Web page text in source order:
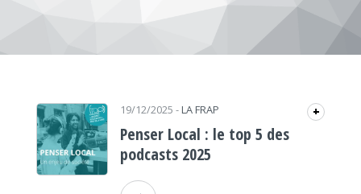
19/12/2025- LA FRAP +
Penser Local : le top 5 des
podcasts 2025